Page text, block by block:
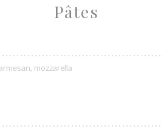
Pâtes
mozzarella